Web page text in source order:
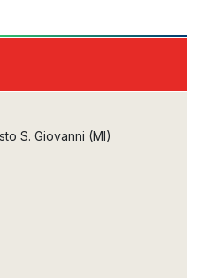
S. Giovanni (MI)